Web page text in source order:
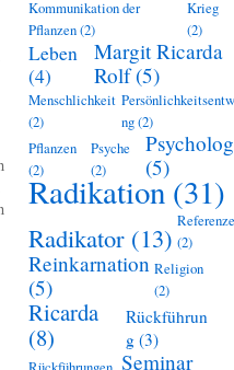
Kommunikation der
Pflanzen(2)
Krieg
(2)
Leben
(4)
Margit Ricarda
Rolf(5)
Menschlichkeit
(2)
ng(2)
Pflanzen
(2)
Psyche
(2)
(5)
Radikation(31)
Radikator (13) (2)
Reinkarnation
(5)
Religion
(2)
Ricarda
(8)
Rückführun
g (3)
Seminar